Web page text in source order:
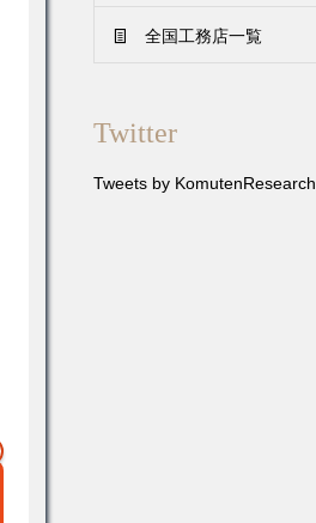
全国工務店一覧
Twitter
Tweets by KomutenResearch